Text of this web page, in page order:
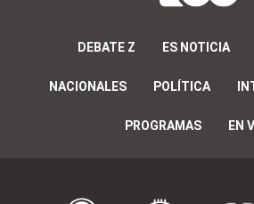
DEBATE Z ES NOTICIA
NACIONALES POLÍTICA
PROGRAMAS EN